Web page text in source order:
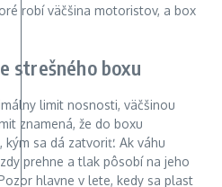
robí väčšina motoristov, a box
strešného boxu
limit nosnosti, väčšinou
znamená, že do boxu
sa dá zatvoriť. Ak váhu
prehne a tlak pôsobí na jeho
hlavne v lete, kedy sa plast